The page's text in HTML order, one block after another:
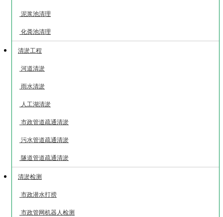
泥浆池清理
化粪池清理
清淤工程
河道清淤
雨水清淤
人工湖清淤
市政管道疏通清淤
污水管道疏通清淤
隧道管道疏通清淤
清淤检测
市政潜水打捞
市政管网机器人检测